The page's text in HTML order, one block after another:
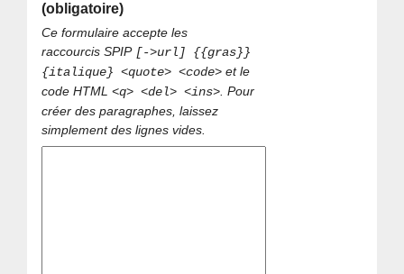
(obligatoire)
Ce formulaire accepte les
raccourcis SPIP [->url] {{gras}}
{italique} <quote> <code> et le
code HTML<q> <del> <ins>. Pour
créer des paragraphes, laissez
simplement des lignes vides.